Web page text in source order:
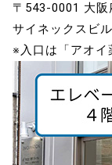
〒543-0001 大阪
サイネックスビ
※入口は「アオイ